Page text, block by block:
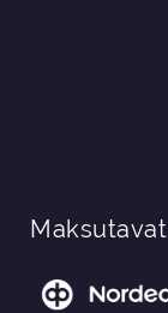
Maksutavat